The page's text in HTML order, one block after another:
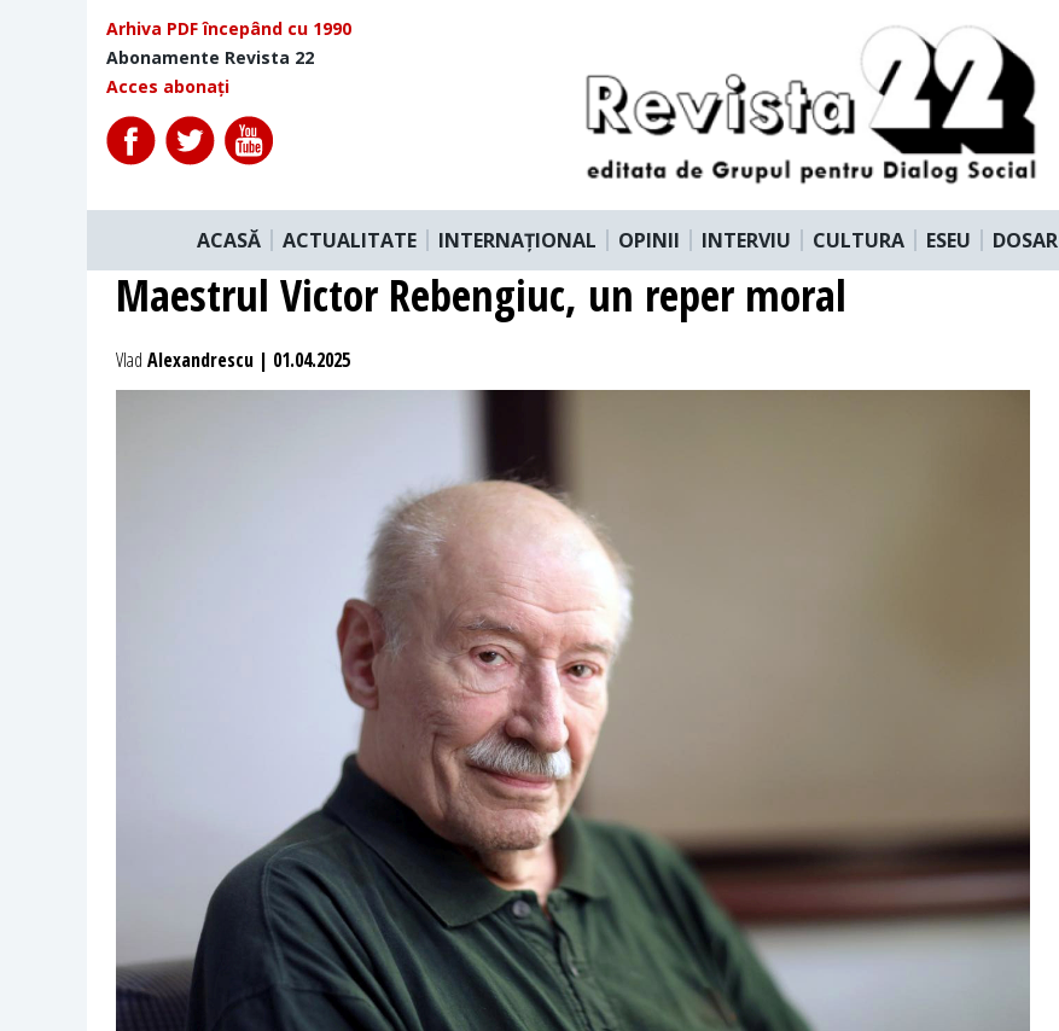
Arhiva PDF începând cu 1990
Abonamente Revista 22
Acces abonați
ACASĂ ACTUALITATE INTERNAȚIONAL OPINII INTERVIU CULTURA ESEU DOSAR
Maestrul Victor Rebengiuc, un reper moral
Vlad Alexandrescu | 01.04.2025